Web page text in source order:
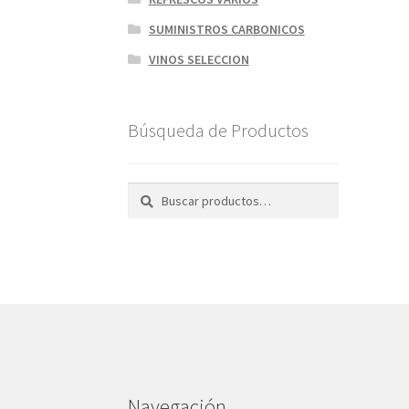
SUMINISTROS CARBONICOS
VINOS SELECCION
Búsqueda de Productos
Buscar